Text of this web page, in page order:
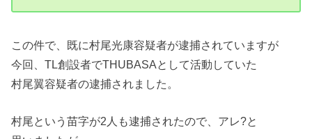
この件で、既に村尾光康容疑者が逮捕されていますが
今回、TL創設者でTHUBASAとして活動していた
村尾翼容疑者の逮捕されました。
村尾という苗字が2人も逮捕されたので、アレ?と